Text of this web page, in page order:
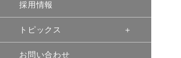
採用情報
トピックス
お問い合わせ